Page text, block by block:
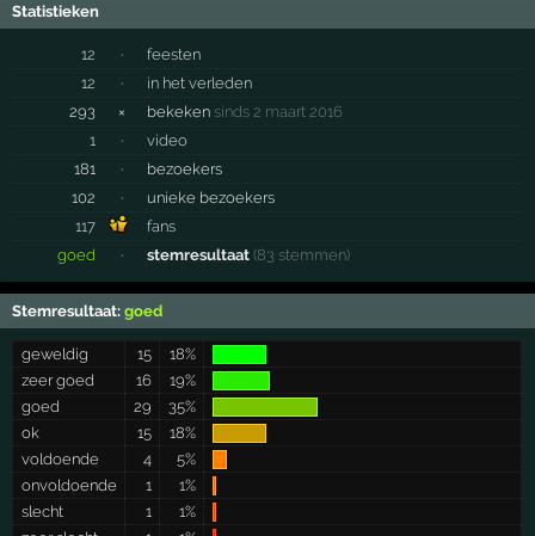
Statistieken
12 ·
feesten
12
·
in het verleden
293
× bekeken sinds 2 maart 2016
1
·
video
181
·
bezoekers
102
·
unieke bezoekers
117
fans
goed
· stemresultaat (83 stemmen)
Stemresultaat:goed
geweldig 15
18%
zeer goed
16
19%
goed
29
35%
ok
15
18%
voldoende
4
5%
onvoldoende
1
1%
slecht
1
1%